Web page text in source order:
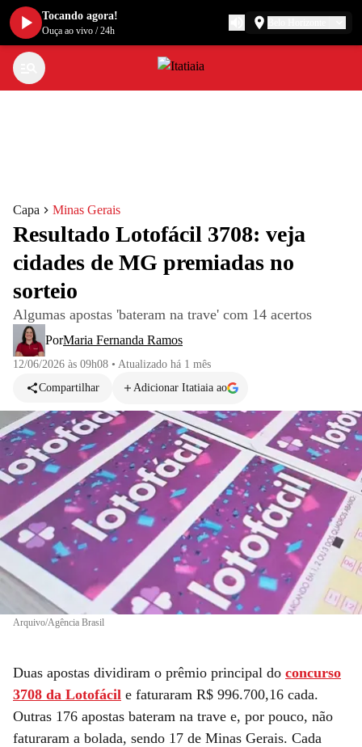
Capa Minas Gerais
Resultado Lotofácil 3708: veja
cidades de MG premiadas no
sorteio
Algumas apostas 'bateram na trave' com 14 acertos
PorMaria Fernanda Ramos
12/06/2026 às 09h08 • Atualizado há 1 mês
Compartilhar
Adicionar Itatiaia ao
Arquivo/Agência Brasil
Duas apostas dividiram o prêmio principal do concurso
3708 da Lotofácil e faturaram R$ 996.700,16 cada.
Outras 176 apostas bateram na trave e, por pouco, não
faturaram a bolada, sendo 17 de Minas Gerais. Cada
Tocando agora!
Ouça ao vivo /24h